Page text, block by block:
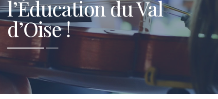
l’Éducation du Val
d’Oise !